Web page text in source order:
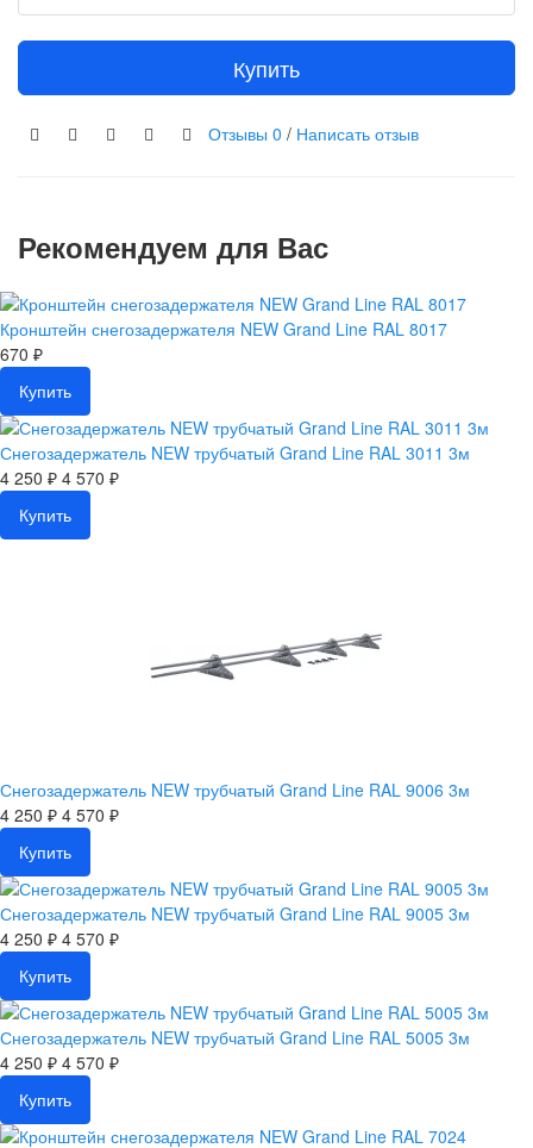
Купить
Отзывы 0 / Написать отзыв
Рекомендуем для Вас
Кронштейн снегозадержателя NEW Grand Line RAL 8017
670 ₽
Купить
Снегозадержатель NEW трубчатый Grand Line RAL 3011 3м
4 250 ₽ 4 570 ₽
Купить
Снегозадержатель NEW трубчатый Grand Line RAL 9006 3м
4 250 ₽ 4 570 ₽
Купить
Снегозадержатель NEW трубчатый Grand Line RAL 9005 3м
4 250 ₽ 4 570 ₽
Купить
Снегозадержатель NEW трубчатый Grand Line RAL 5005 3м
4 250 ₽ 4 570 ₽
Купить